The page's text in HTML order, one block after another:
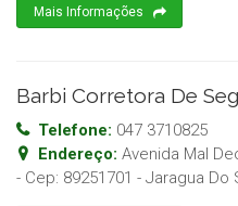
Mais Informações
Barbi Corretora De
Telefone: 047 3710825
Endereço: Avenida Mal
- Cep: 89251701 - Jaragua Do